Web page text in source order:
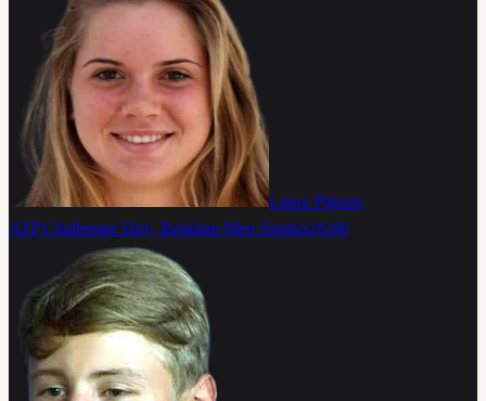
Laura Pigossi
ATP Challenger Huy, Belgium Men Singles16:00